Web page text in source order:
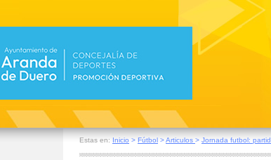
Estas en: Inicio > Fútbol >Articulos > Jornada futbol: